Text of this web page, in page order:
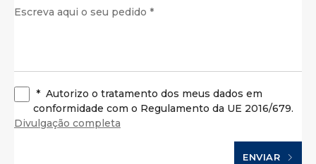
* Autorizo o tratamento dos meus dados em
conformidade com o Regulamento da UE 2016/679.
Divulgação completa
ENVIAR